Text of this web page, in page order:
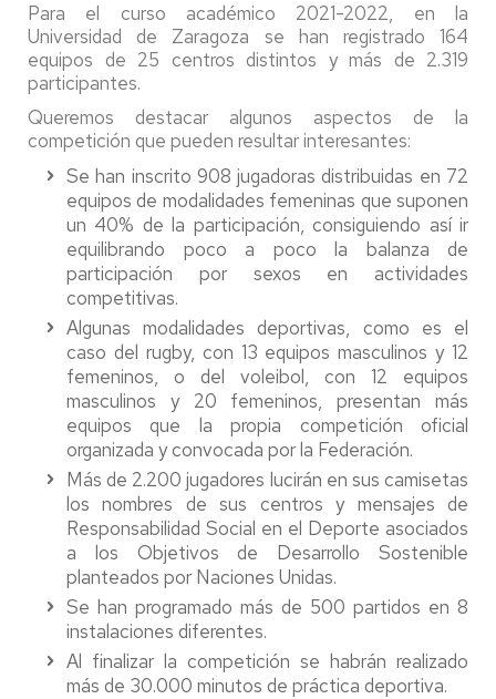
Para el curso académico 2021-2022, en la
Universidad de Zaragoza se han registrado 164
equipos de 25 centros distintos y más de 2.319
participantes.
Queremos destacar algunos aspectos de la
competición que pueden resultar interesantes:
Se han inscrito 908 jugadoras distribuidas en 72
equipos de modalidades femeninas que suponen
un 40% de la participación, consiguiendo así ir
equilibrando poco a poco la balanza de
participación por sexos en actividades
competitivas.
Algunas modalidades deportivas, como es el
caso del rugby, con 13 equipos masculinos y 12
femeninos, o del voleibol, con 12 equipos
masculinos y 20 femeninos, presentan más
equipos que la propia competición oficial
organizada y convocada por la Federación.
Más de 2.200 jugadores lucirán en sus camisetas
los nombres de sus centros y mensajes de
Responsabilidad Social en el Deporte asociados
a los Objetivos de Desarrollo Sostenible
planteados por Naciones Unidas.
Se han programado más de 500 partidos en 8
instalaciones diferentes.
Al finalizar la competición se habrán realizado
más de 30.000 minutos de práctica deportiva.